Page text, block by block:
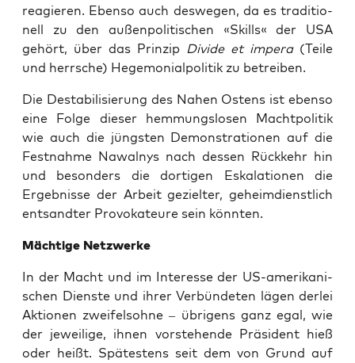
reagie­ren. Eben­so auch des­we­gen, da es tra­di­tio­
nell zu den außen­po­li­ti­schen «Skills« der USA
gehört, über das Prin­zip Divi­de et impe­ra(Tei­le
und herr­sche) Hege­mo­ni­al­po­li­tik zu betreiben.
Die Desta­bi­li­sie­rung des Nahen Ostens ist eben­so
eine Fol­ge die­ser hem­mungs­lo­sen Macht­po­li­tik
wie auch die jüngs­ten Demons­tra­tio­nen auf die
Fest­nah­me Nawal­nys nach des­sen Rück­kehr hin
und beson­ders die dor­ti­gen Eska­la­tio­nen die
Ergeb­nis­se der Arbeit geziel­ter, geheim­dienst­lich
ent­sand­ter Pro­vo­ka­teu­re sein könnten.
Mäch­ti­ge Netzwerke
In der Macht und im Inter­es­se der US-ame­ri­ka­ni­
schen Diens­te und ihrer Ver­bün­de­ten lägen der­lei
Aktio­nen zwei­fels­oh­ne – übri­gens ganz egal, wie
der jewei­li­ge, ihnen vor­ste­hen­de Prä­si­dent hieß
oder heißt. Spä­tes­tens seit dem von Grund auf